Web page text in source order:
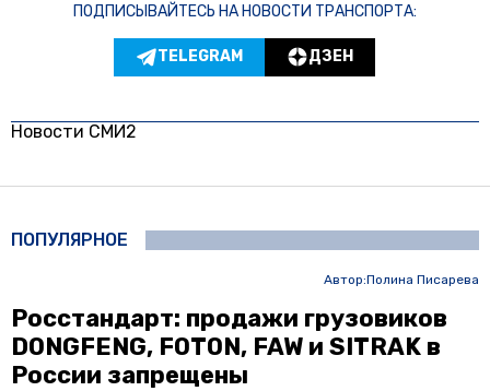
ПОДПИСЫВАЙТЕСЬ НА НОВОСТИ ТРАНСПОРТА:
TELEGRAM ДЗЕН
Новости СМИ2
ПОПУЛЯРНОЕ
Автор:Полина Писарева
Росстандарт: продажи грузовиков
DONGFENG, FOTON, FAW и SITRAK в
России запрещены